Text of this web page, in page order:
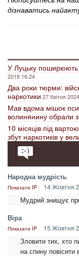
дізнаватись
У Луцьку поширюють
2018 16:24
Два роки тюрми:
наркотики27 Квітня
Мав вдома мішок
волинянину обрали
10 місяців під
збут наркотиків у
Народна мудрість
Показати IP 14 Жовтня
Мудрий знищує
Віра
Показати IP 15 Жовтня
Зловити тих, хто
на спину повісити